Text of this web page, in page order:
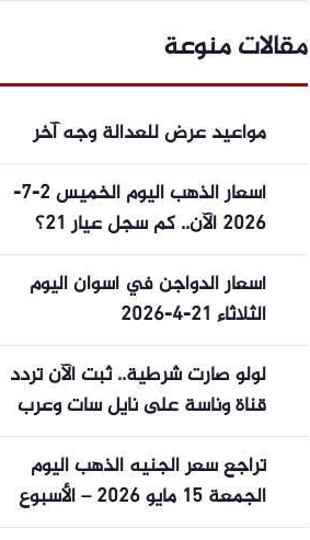
مقالات منوعة
مواعيد عرض للعدالة وجه آخر
أسعار الذهب اليوم الخميس 2-7-
2026 الآن.. كم سجل عيار 21؟
أسعار الدواجن في أسوان اليوم
الثلاثاء 21-4-2026
لولو صارت شرطية.. ثبت الآن تردد
قناة وناسة على نايل سات وعرب
سات وتابعوا أروع الأغاني
تراجع سعر الجنيه الذهب اليوم
الجمعة 15 مايو 2026 – الأسبوع